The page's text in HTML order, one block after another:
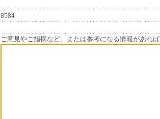
8584
ご意見やご指摘など、または参考になる情報があれ